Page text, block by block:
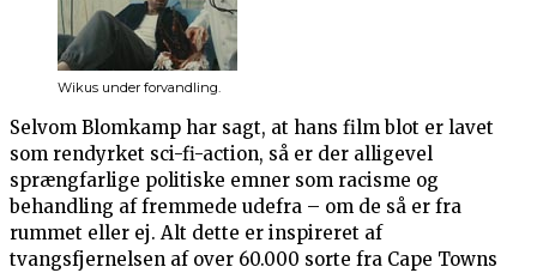
Wikus under forvandling.
Selvom Blomkamp har sagt, at hans film blot er lavet
som rendyrket sci-fi-action, så er der alligevel
sprængfarlige politiske emner som racisme og
behandling af fremmede udefra – om de så er fra
rummet eller ej. Alt dette er inspireret af
tvangsfjernelsen af over 60.000 sorte fra Cape Towns